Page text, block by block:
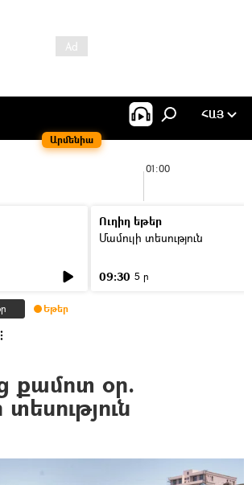
Արմենիա
ՀԱՅ
01:00
Ուղիղ եթեր
Մամուլի տեսություն
09:30 5 ր
Եթեր
քամոտ օր.